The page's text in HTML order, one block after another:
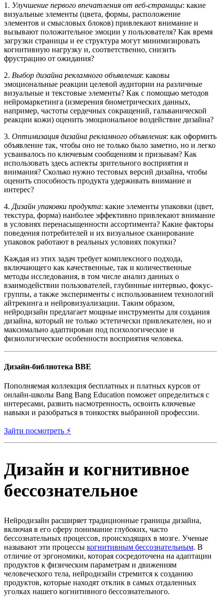
1. Улучшение первого впечатления от веб-страницы: какие
визуальные элементы (цвета, формы, расположение
элементов и смысловых блоков) привлекают внимание и
вызывают положительное эмоции у пользователя? Как время
загрузки страницы и ее структура могут минимизировать
когнитивную нагрузку и, соответственно, снизить
фрустрацию от ожидания?
2. Выбор дизайна рекламного объявления: каковы
эмоциональные реакции целевой аудитории на различные
визуальные и текстовые элементы? Как с помощью методов
нейромаркетинга (измерения биометрических данных,
например, частоты сердечных сокращений, гальванической
реакции кожи) оценить эмоциональное воздействие дизайна?
3. Оптимизация дизайна рекламного объявления: как оформить
объявление так, чтобы оно не только было заметно, но и легко
усваивалось по ключевым сообщениям и призывам? Как
использовать здесь аспекты зрительного восприятия и
внимания? Сколько нужно тестовых версий дизайна, чтобы
оценить способность продукта удерживать внимание и
интерес?
4. Дизайн упаковки продукта: какие элементы упаковки (цвет,
текстура, форма) наиболее эффективно привлекают внимание
в условиях перенасыщенности ассортимента? Какие факторы
поведения потребителей и их визуальное сканирование
упаковок работают в реальных условиях покупки?
Каждая из этих задач требует комплексного подхода,
включающего как качественные, так и количественные
методы исследования, в том числе анализ данных о
взаимодействии пользователей, глубинные интервью, фокус-
группы, а также эксперименты с использованием технологий
айтрекинга и нейровизуализации. Таким образом,
нейродизайн предлагает мощные инструменты для создания
дизайна, который не только эстетически привлекателен, но и
максимально адаптирован под психологические и
физиологические особенности восприятия человека.
Дизайн-библиотека BBE
Пополняемая коллекция бесплатных и платных курсов от
онлайн-школы Bang Bang Education поможет определиться с
интересами, развить насмотренность, освоить ключевые
навыки и разобраться в тонкостях выбранной профессии.
Зайти посмотреть ⚡️
Дизайн и когнитивное
бессознательное
Нейродизайн расширяет традиционные границы дизайна,
включая в его сферу понимание глубоких, часто
бессознательных процессов, происходящих в мозге. Ученые
называют эти процессы когнитивным бессознательным. В
отличие от эргономики, которая сосредоточена на адаптации
продуктов к физическим параметрам и движениям
человеческого тела, нейродизайн стремится к созданию
продуктов, которые находят отклик в самых отдаленных
уголках нашего когнитивного бессознательного.